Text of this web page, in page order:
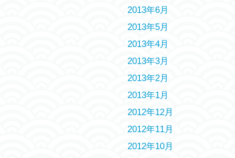
2013年6月
2013年5月
2013年4月
2013年3月
2013年2月
2013年1月
2012年12月
2012年11月
2012年10月